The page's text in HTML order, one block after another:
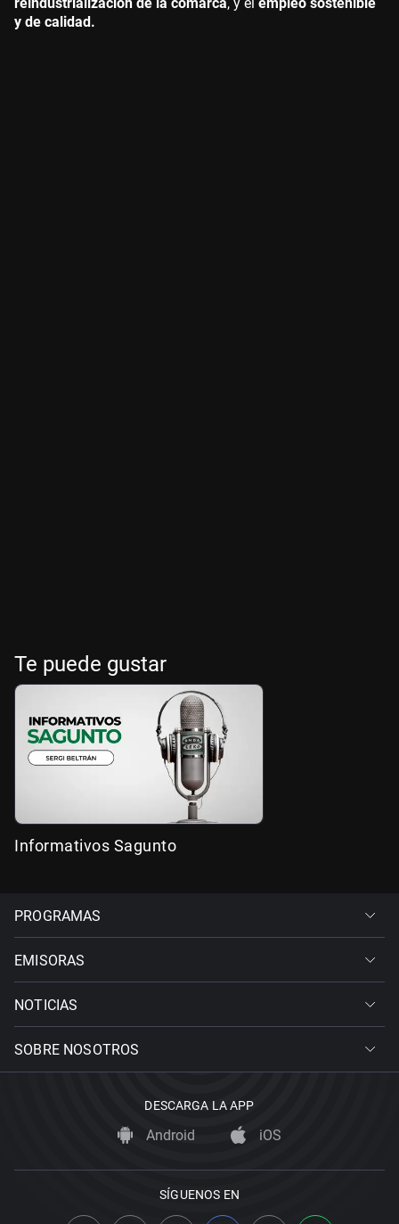
y de calidad.
Te puede gustar
Informativos Sagunto
PROGRAMAS
EMISORAS
NOTICIAS
SOBRE NOSOTROS
DESCARGA LA APP
Android iOS
SÍGUENOS EN